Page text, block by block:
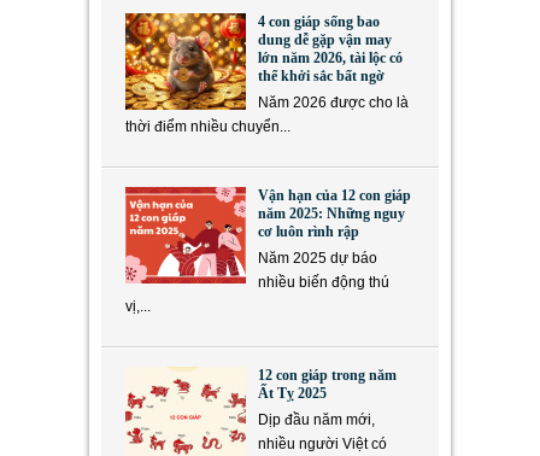
4 con giáp sống bao
dung dễ gặp vận may
lớn năm 2026, tài lộc có
thể khởi sắc bất ngờ
Năm 2026 được cho là
thời điểm nhiều chuyển...
Vận hạn của 12 con giáp
năm 2025: Những nguy
cơ luôn rình rập
Năm 2025 dự báo
nhiều biến động thú
vị,...
12 con giáp trong năm
Ất Tỵ 2025
Dịp đầu năm mới,
nhiều người Việt có